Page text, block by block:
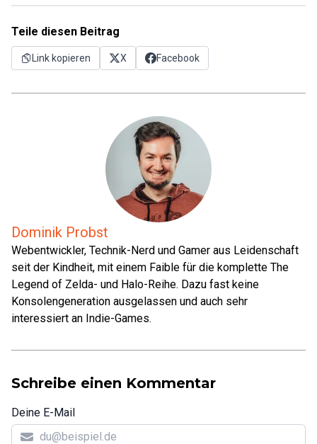
Teile diesen Beitrag
Link kopieren X Facebook
Dominik Probst
Webentwickler, Technik-Nerd und Gamer aus Leidenschaft
seit der Kindheit, mit einem Faible für die komplette The
Legend of Zelda- und Halo-Reihe. Dazu fast keine
Konsolengeneration ausgelassen und auch sehr
interessiert an Indie-Games.
Schreibe einen Kommentar
Deine E-Mail